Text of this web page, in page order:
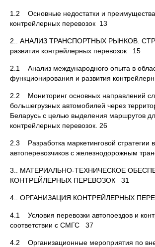
1.2 Основные недостатки и преимущества
контрейлерных перевозок 13
2.. АНАЛИЗ ТРАНСПОРТНЫХ РЫНКОВ.
развития контрейлерных перевозок 15
2.1 Анализ международного опыта в
функционирования и развития
2.2 Мониторинг основных направлений
большегрузных автомобилей через
Беларусь с целью выделения маршрутов
контрейлерных перевозок. 26
2.3 Разработка маркетинговой стратегии
автоперевозчиков с железнодорожным
3.. МАТЕРИАЛЬНО-ТЕХНИЧЕСКОЕ
КОНТРЕЙЛЕРНЫХ ПЕРЕВОЗОК 31
4.. ОРГАНИЗАЦИЯ КОНТРЕЙЛЕРНЫХ
4.1 Условия перевозки автопоездов и
соответствии с СМГС 37
4.2 Организационные мероприятия по